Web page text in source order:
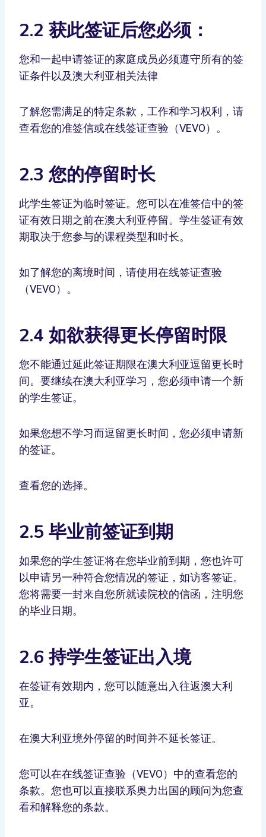
2.2 获此签证后您必须：
您和一起申请签证的家庭成员必须遵守所有的签
证条件以及澳大利亚相关法律
了解您需满足的特定条款，工作和学习权利，请
查看您的准签信或在线签证查验（VEVO）。
2.3 您的停留时长
此学生签证为临时签证。您可以在准签信中的签
证有效日期之前在澳大利亚停留。学生签证有效
期取决于您参与的课程类型和时长。
如了解您的离境时间，请使用在线签证查验
（VEVO）。
2.4 如欲获得更长停留时限
您不能通过延此签证期限在澳大利亚逗留更长时
间。要继续在澳大利亚学习，您必须申请一个新
的学生签证。
如果您想不学习而逗留更长时间，您必须申请新
的签证。
查看您的选择。
2.5 毕业前签证到期
如果您的学生签证将在您毕业前到期，您也许可
以申请另一种符合您情况的签证，如访客签证。
您将需要一封来自您所就读院校的信函，注明您
的毕业日期。
2.6 持学生签证出入境
在签证有效期内，您可以随意出入往返澳大利
亚。
在澳大利亚境外停留的时间并不延长签证。
您可以在在线签证查验（VEVO）中的查看您的
条款。您也可以直接联系奥力出国的顾问为您查
看和解释您的条款。